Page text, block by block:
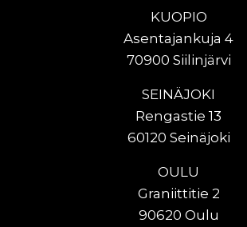
KUOPIO
Asentajankuja 4
70900 Siilinjärvi
SEINÄJOKI
Rengastie 13
60120 Seinäjoki
OULU
Graniittitie 2
90620 Oulu